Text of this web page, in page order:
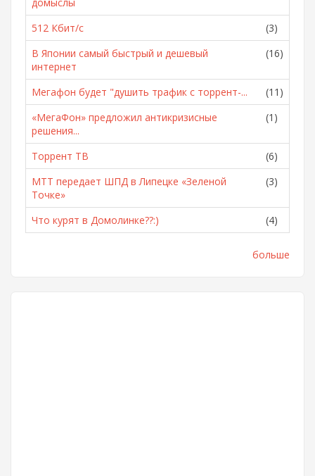
512 Кбит/с
(3)
В Японии самый быстрый и дешевый
интернет
(16)
Мегафон будет "душить трафик с торрент-...
(11)
«МегаФон» предложил антикризисные
решения...
(1)
Торрент ТВ
(6)
МТТ передает ШПД в Липецке «Зеленой
Точке»
(3)
Что курят в Домолинке??:) (4)
больше